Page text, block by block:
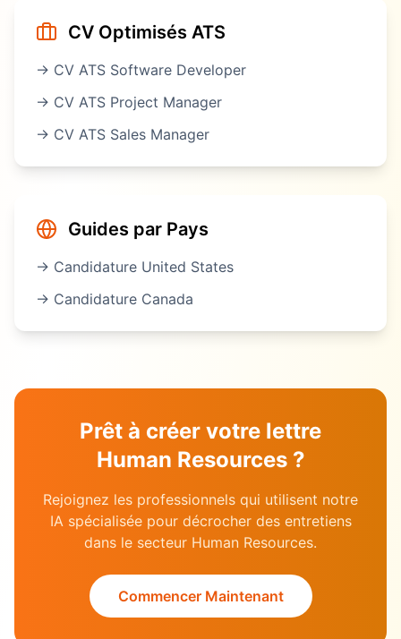
CV Optimisés ATS
→ CV ATS Software Developer
→ CV ATS Project Manager
→ CV ATS Sales Manager
Guides par Pays
→ Candidature United States
→ Candidature Canada
Prêt à créer votre lettre
Human Resources?
Rejoignez les professionnels qui utilisent notre
IA spécialisée pour décrocher des entretiens
dans le secteur Human Resources.
Commencer Maintenant